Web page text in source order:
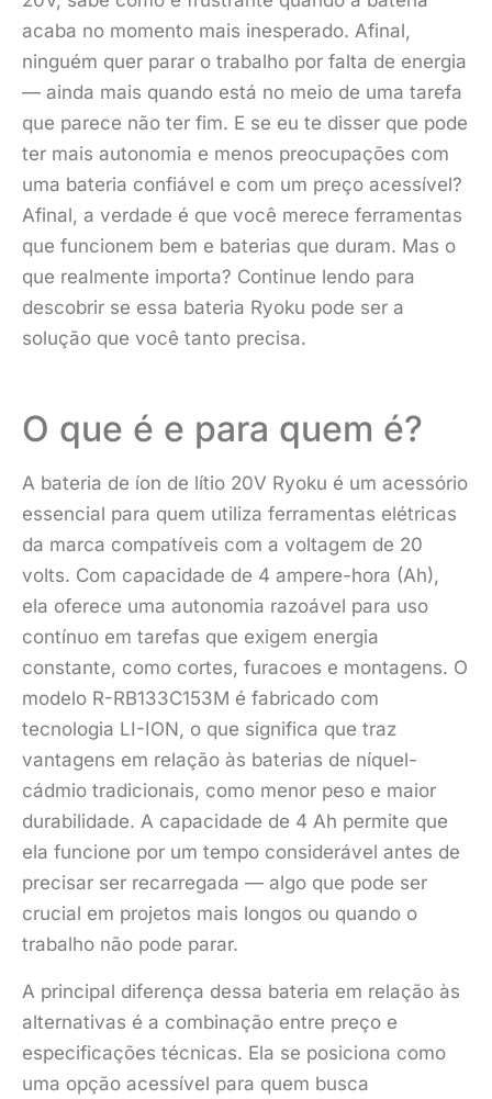
acaba no momento mais inesperado. Afinal,
ninguém quer parar o trabalho por falta de energia
— ainda mais quando está no meio de uma tarefa
que parece não ter fim. E se eu te disser que pode
ter mais autonomia e menos preocupações com
uma bateria confiável e com um preço acessível?
Afinal, a verdade é que você merece ferramentas
que funcionem bem e baterias que duram. Mas o
que realmente importa? Continue lendo para
descobrir se essa bateria Ryoku pode ser a
solução que você tanto precisa.
O que é e para quem é?
A bateria de íon de lítio 20V Ryoku é um acessório
essencial para quem utiliza ferramentas elétricas
da marca compatíveis com a voltagem de 20
volts. Com capacidade de 4 ampere-hora (Ah),
ela oferece uma autonomia razoável para uso
contínuo em tarefas que exigem energia
constante, como cortes, furacoes e montagens. O
modelo R-RB133C153M é fabricado com
tecnologia LI-ION, o que significa que traz
vantagens em relação às baterias de níquel-
cádmio tradicionais, como menor peso e maior
durabilidade. A capacidade de 4 Ah permite que
ela funcione por um tempo considerável antes de
precisar ser recarregada — algo que pode ser
crucial em projetos mais longos ou quando o
trabalho não pode parar.
A principal diferença dessa bateria em relação às
alternativas é a combinação entre preço e
especificações técnicas. Ela se posiciona como
uma opção acessível para quem busca